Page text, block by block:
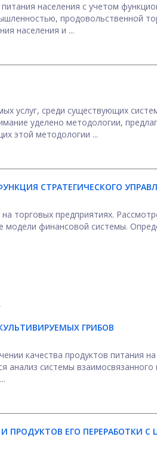
населения с учетом
продовольственной
населения и ...
услуг, среди существующих
уделено методологии,
этой методологии ...
СТРАТЕГИЧЕСКОГО
торговых предприятиях.
модели финансовой системы.
ГРИБОВ
качества продуктов питания
анализ системы взаимосвязанного
ПРОДУКТОВ ЕГО ПЕРЕРАБОТКИ С